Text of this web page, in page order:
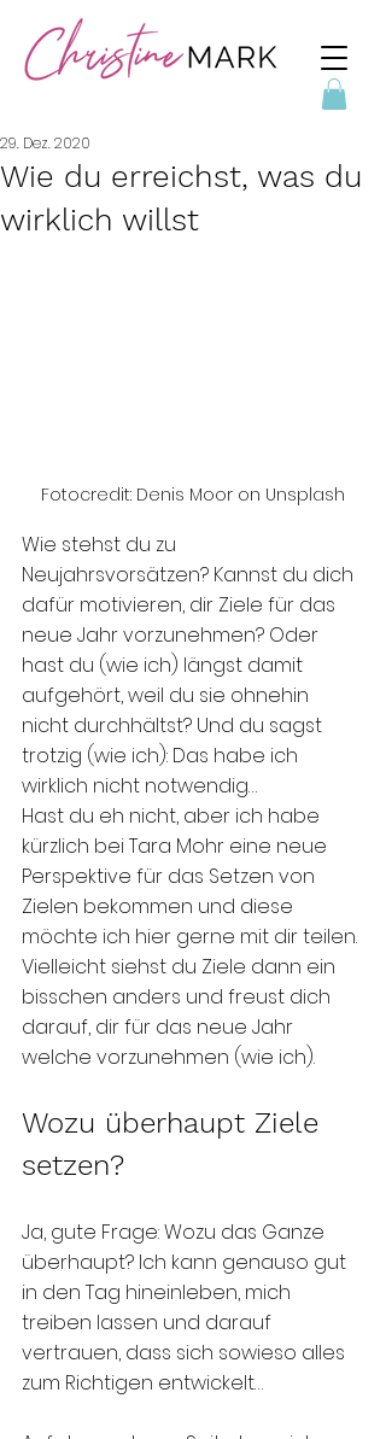
Wie du erreichst, was du
wirklich willst
29. Dez. 2020
Fotocredit: Denis Moor on Unsplash
Wie stehst du zu
Neujahrsvorsätzen? Kannst du dich
dafür motivieren, dir Ziele für das
neue Jahr vorzunehmen? Oder
hast du (wie ich) längst damit
aufgehört, weil du sie ohnehin
nicht durchhältst? Und du sagst
trotzig (wie ich): Das habe ich
wirklich nicht notwendig…
Hast du eh nicht, aber ich habe
kürzlich bei Tara Mohr eine neue
Perspektive für das Setzen von
Zielen bekommen und diese
möchte ich hier gerne mit dir teilen.
Vielleicht siehst du Ziele dann ein
bisschen anders und freust dich
darauf, dir für das neue Jahr
welche vorzunehmen (wie ich).
Wozu überhaupt Ziele
setzen?
Ja, gute Frage: Wozu das Ganze
überhaupt? Ich kann genauso gut
in den Tag hineinleben, mich
treiben lassen und darauf
vertrauen, dass sich sowieso alles
zum Richtigen entwickelt…